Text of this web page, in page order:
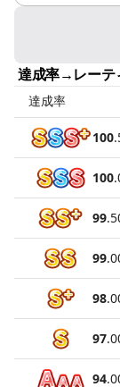
達成率→レーテ
達成率
100.
100.
99.
99.
98.
97.
94.